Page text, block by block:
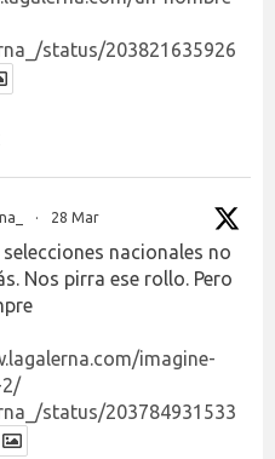
status/203821635926
· 28 Mar
nacionales no
Nos pirra ese rollo. Pero
imagine-
2/
status/203784931533